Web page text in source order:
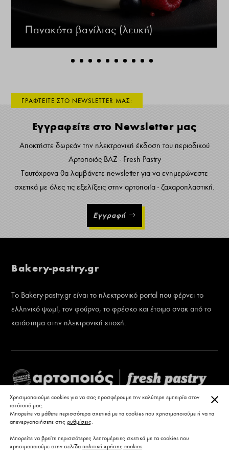
Πανακότα βανίλιας (λευκή)
ΓΡΑΦΤΕΙΤΕ ΣΤΟ NEWSLETTER ΜΑΣ:
Εγγραφείτε στο Newsletter μας
Αποκτήστε δωρεάν την ηλεκτρονική έκδοση του περιοδικού
Αρτοποιός ΒΑΖ - Fresh Pastry
Ταυτόχρονα θα λαμβάνετε newsletter για να ενημερώνεστε
σχετικά με όλες τις εξελίξεις στην αρτοποιία - ζαχαροπλαστική.
Εγγραφή
Bakery-pastry.gr
Το Bakery-pastry.gr είναι το ηλεκτρονικό portal που φέρνει το
ελληνικό ψωμί, τον φούρνο, το φρέσκο και έτοιμο σνακ από το
κατάστημα στην ηλεκτρονική εποχή.
Χρησιμοποιούμε cookies για να σας προσφέρουμε την καλύτερη εμπειρία στον
ιστότοπό μας.
Μπορείτε να μάθετε περισσότερα σχετικά με τα cookies που χρησιμοποιούμε ή να τα
απενεργοποιήσετε στις ρυθμίσεις.
Μπορείτε να βρείτε περισσότερες λεπτομέρειες σχετικά με τα cookies που
χρησιμοποιούμε στην σελίδα πολιτική χρήσης cookies.